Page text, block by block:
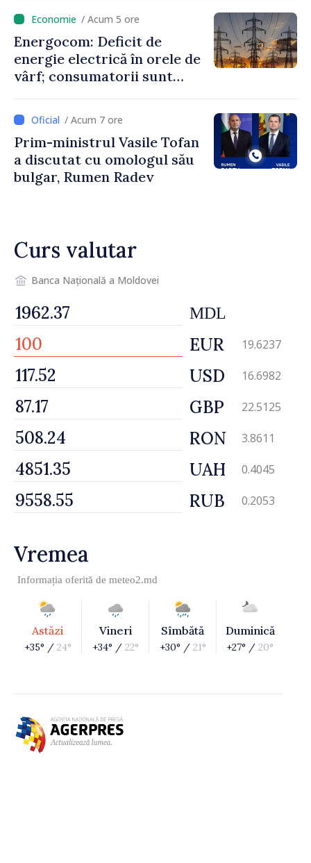
putem menține prețurile la
un nivel mai mic”
/ Acum 5 ore
Energocom: Deficit de
energie electrică în orele de
vârf; consumatorii sunt
/ Acum 7 ore
Prim-ministrul Vasile Tofan
a discutat cu omologul său
bulgar, Rumen Radev
Curs valutar
Banca Națională a Moldovei
MDL
EUR 19.6237
USD 16.6982
GBP 22.5125
RON 3.8611
UAH 0.4045
RUB 0.2053
Vremea
Informația oferită de meteo2.md
Astăzi
+35° / 24°
Vineri
+34° / 22°
Sîmbătă
+30° / 21°
Duminică
+27° / 20°